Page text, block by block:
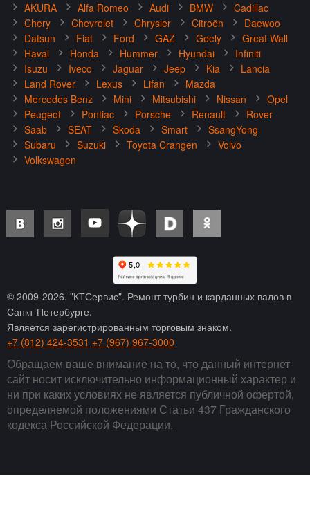
AKURA Alfa Romeo Audi BMW
Cadillac
Chery
Chevrolet Chrysler Citroën
Daewoo
Datsun
Fiat Ford GAZ Geely
Great Wall
Haval
Honda Hummer Hyundai
Infiniti
Isuzu
Iveco Jaguar Jeep Kia
Lancia
Land Rover
Lexus Lifan
Mazda
Mercedes Benz
Mini Mitsubishi Nissan
Opel
Peugeot
Pontiac Porsche Renault
Rover
Saab
SEAT Škoda Smart
SsangYong
Subaru
Suzuki Toyota Crangen
Volvo
Volkswagen
© 2009-2026. "КТСервис". Ремонт турбин и карданных валов в
Санкт-Петербурге.
Является зарегистрированным торговым знаком.
+7 (812) 424-3531 +7 (967) 967-3000
Обращаем ваше внимание на то, что данный интернет-
сайт носит исключительно информационный характер и
ни при каких условиях не является публичной офертой,
определяемой положениями Статьи 437 Гражданского
кодекса Российской Федерации.